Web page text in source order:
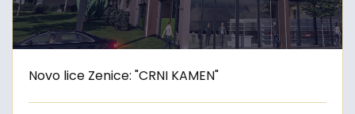
Novo lice Zenice: "CRNI KAMEN"